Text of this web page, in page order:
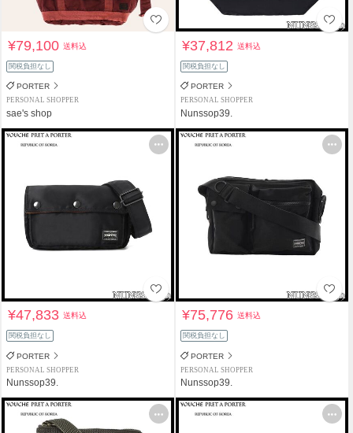
¥79,100送料込
関税負担なし
PORTER
PERSONAL SHOPPER
sae's shop
¥37,812送料込
関税負担なし
PORTER
PERSONAL SHOPPER
Nunssop39.
¥47,833送料込
関税負担なし
PORTER
PERSONAL SHOPPER
Nunssop39.
¥75,776送料込
関税負担なし
PORTER
PERSONAL SHOPPER
Nunssop39.